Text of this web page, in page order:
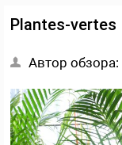
Plantes-vertes
Автор обзора: